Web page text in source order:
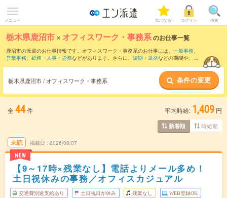
メニュー 気になる! ログイン 検索
栃木県鹿沼市 × オフィスワーク・事務系のお仕事一覧
鹿沼市の派遣のお仕事情報です。オフィスワーク・事務系のお仕事には、 一般事務、
営業事務、 総務・人事・労務などがあります。さらに、 短期 ・ 単発などの期間や、 職
栃木県鹿沼市 / オフィスワーク・事務系 条件の変更
全 44件 平均時給: 1,409 円
新着順 時給順
未読
NEW
掲載日 2026/08/07
【9～17時×残業なし】電話よりメール多め！
土日祝休みの事務／オフィスカジュアル
交通費別途支給あり 土日祝日が休み 残業なし WEB登録OK